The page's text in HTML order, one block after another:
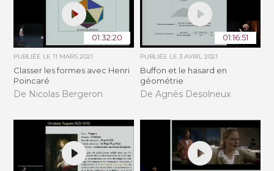
01:32:20
PUBLIÉE LE11 MARS 2021
Classer les formes avec Henri
Poincaré
De Nicolas Bergeron
01:16:51
PUBLIÉE LE 3 AVRIL 2021
Buffon et le hasard en
géométrie
De Agnès Desolneux